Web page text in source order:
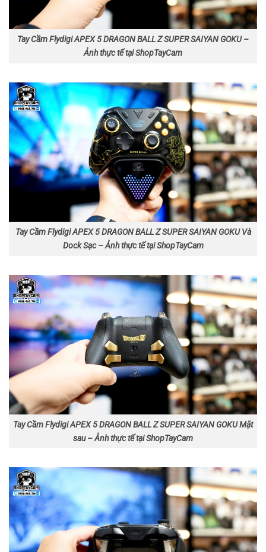
Tay Cầm Flydigi APEX 5 DRAGON BALL Z SUPER SAIYAN GOKU –
Ảnh thực tế tại ShopTayCam
Tay Cầm Flydigi APEX 5 DRAGON BALL Z SUPER SAIYAN GOKU Và
Dock Sạc – Ảnh thực tế tại ShopTayCam
Tay Cầm Flydigi APEX 5 DRAGON BALL Z SUPER SAIYAN GOKU Mặt
sau – Ảnh thực tế tại ShopTayCam